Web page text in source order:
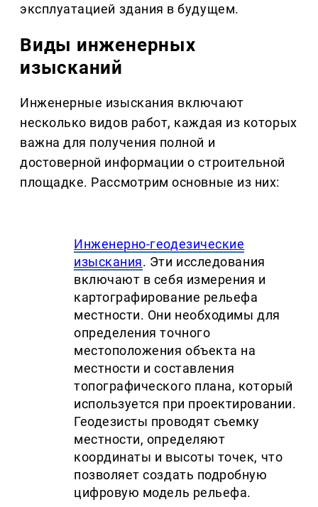
эксплуатацией здания в будущем.
Виды инженерных
изысканий
Инженерные изыскания включают
несколько видов работ, каждая из которых
важна для получения полной и
достоверной информации о строительной
площадке. Рассмотрим основные из них:
Инженерно-геодезические
изыскания. Эти исследования
включают в себя измерения и
картографирование рельефа
местности. Они необходимы для
определения точного
местоположения объекта на
местности и составления
топографического плана, который
используется при проектировании.
Геодезисты проводят съемку
местности, определяют
координаты и высоты точек, что
позволяет создать подробную
цифровую модель рельефа.